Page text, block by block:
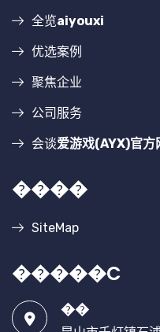
全览aiyouxi
优选案例
聚焦企业
公司服务
会谈爱游戏(AYX)官方
����
SiteMap
�����C
��